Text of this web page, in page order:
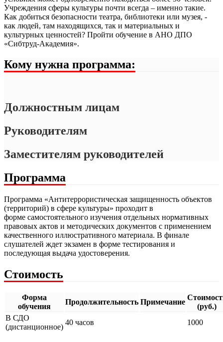
Антитеррористическая защищенность
Экологическая безопасность
Обеспечение безопасности дорожного движения
Учреждения сферы культуры почти всегда – именно такие.
Как добиться безопасности театра, библиотеки или музея, -
как людей, там находящихся, так и материальных и
культурных ценностей? Пройти обучение в АНО ДПО
«Сибтруд-Академия».
Кому нужна программа:
Должностным лицам
Руководителям
Заместителям руководителей
Программа
Программа «Антитеррористическая защищенность объектов
(территорий) в сфере культуры» проходит в
форме самостоятельного изучения отдельных нормативных
правовых актов и методических документов с применением
качественного иллюстративного материала. В финале
слушателей ждет экзамен в форме тестирования и
последующая выдача удостоверения.
Стоимость
Форма
обучения
Продолжительность Примечание
(руб.)
В СДО
(дистанционное)
40 часов 1000